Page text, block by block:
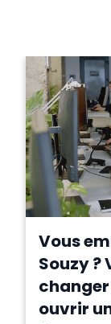
Vous
Souzy ?
ouvrir